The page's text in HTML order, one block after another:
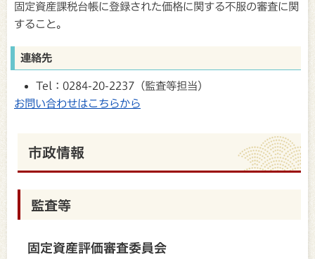
固定資産課税台帳に登録された価格に関する不服の審査に関
すること。
連絡先
Tel：0284-20-2237（監査等担当）
お問い合わせはこちらから
市政情報
監査等
固定資産評価審査委員会